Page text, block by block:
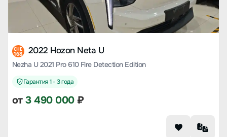
CHE
168 2022 Hozon Neta U
Nezha U 2021 Pro 610 Fire Detection Edition
Гарантия 1 - 3 года
от3 490 000₽